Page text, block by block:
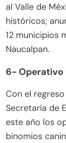
al Valle de
históricos;
12 municipios
Naucalpan.
6- Operativo
Con el
Secretaría de
este año los
binomios